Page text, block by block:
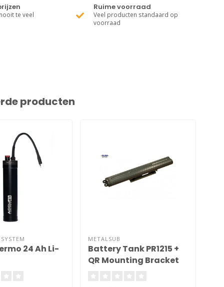
te veel
Ruime voorraad
Veel producten standaard op
voorraad
producten
24 Ah Li-
METALSUB
Battery Tank PR1215 +
QR Mounting Bracket